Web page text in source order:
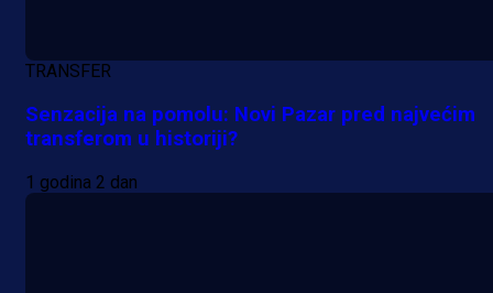
TRANSFER
Senzacija na pomolu: Novi Pazar pred najvećim
transferom u historiji?
1 godina 2 dan